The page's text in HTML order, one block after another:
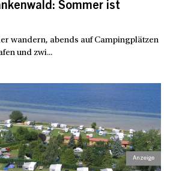
Sommer ist
wandern, abends auf Campingplätzen
und zwi...